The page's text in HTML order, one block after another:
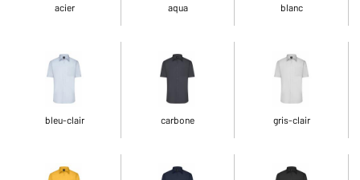
acier aqua blanc
bleu-clair carbone gris-clair